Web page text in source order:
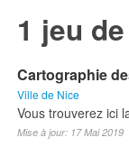
1 jeu
Cartographie
Ville de Nice
Vous trouverez ici
Mise à jour: 17 Mai 2019